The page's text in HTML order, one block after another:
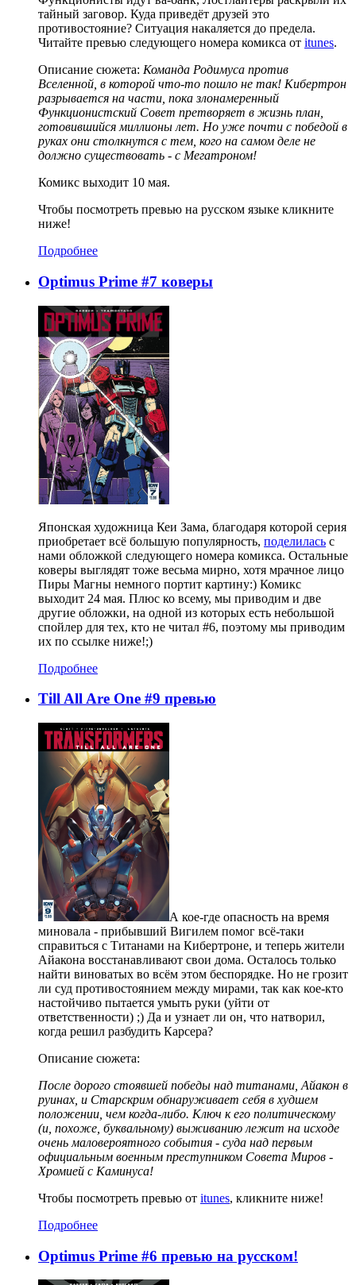
тайный заговор. Куда приведёт друзей это
противостояние? Ситуация накаляется до предела.
Читайте превью следующего номера комикса от itunes.
Описание сюжета: Команда Родимуса против
Вселенной, в которой что-то пошло не так! Кибертрон
разрывается на части, пока злонамеренный
Функционистский Совет претворяет в жизнь план,
готовившийся миллионы лет. Но уже почти с победой в
руках они столкнутся с тем, кого на самом деле не
должно существовать - с Мегатроном!
Комикс выходит 10 мая.
Чтобы посмотреть превью на русском языке кликните
ниже!
Подробнее
Optimus Prime #7 коверы
Японская художница Кеи Зама, благодаря которой серия
приобретает всё большую популярность, поделилась с
нами обложкой следующего номера комикса. Остальные
коверы выглядят тоже весьма мирно, хотя мрачное лицо
Пиры Магны немного портит картину:) Комикс
выходит 24 мая. Плюс ко всему, мы приводим и две
другие обложки, на одной из которых есть небольшой
спойлер для тех, кто не читал #6, поэтому мы приводим
их по ссылке ниже!;)
Подробнее
Till All Are One #9 превью
А кое-где опасность на время
миновала - прибывший Вигилем помог всё-таки
справиться с Титанами на Кибертроне, и теперь жители
Айакона восстанавливают свои дома. Осталось только
найти виноватых во всём этом беспорядке. Но не грозит
ли суд противостоянием между мирами, так как кое-кто
настойчиво пытается умыть руки (уйти от
ответственности) ;) Да и узнает ли он, что натворил,
когда решил разбудить Карсера?
Описание сюжета:
После дорого стоявшей победы над титанами, Айакон в
руинах, и Старскрим обнаруживает себя в худшем
положении, чем когда-либо. Ключ к его политическому
(и, похоже, буквальному) выживанию лежит на исходе
очень маловероятного события - суда над первым
официальным военным преступником Совета Миров -
Хромией с Каминуса!
Чтобы посмотреть превью от itunes, кликните ниже!
Подробнее
Optimus Prime #6 превью на русском!